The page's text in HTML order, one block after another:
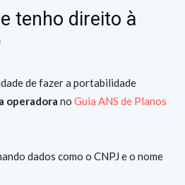
tenho direito à
de fazer a portabilidade
operadora no Guia ANS de Planos
dados como o CNPJ e o nome